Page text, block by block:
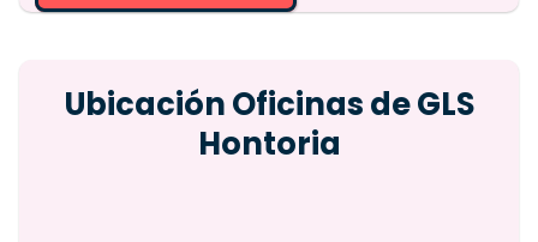
Ubicación Oficinas de GLS
Hontoria